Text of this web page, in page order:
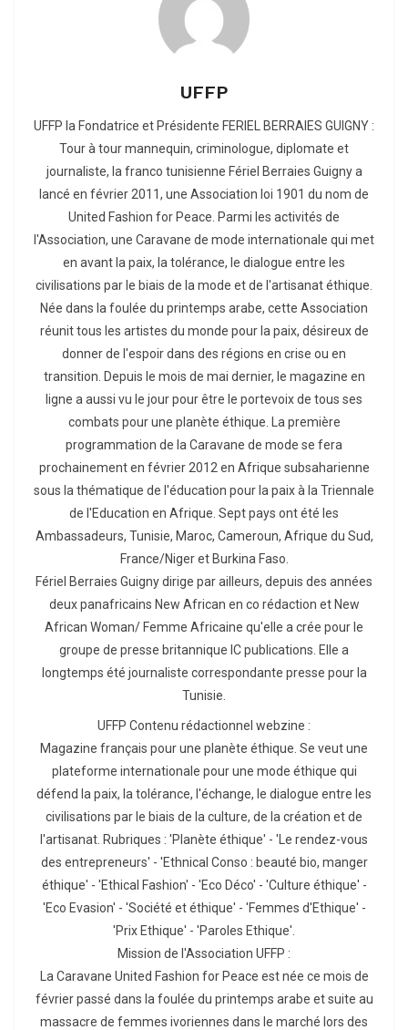
UFFP
UFFP la Fondatrice et Présidente FERIEL BERRAIES GUIGNY :
Tour à tour mannequin, criminologue, diplomate et
journaliste, la franco tunisienne Fériel Berraies Guigny a
lancé en février 2011, une Association loi 1901 du nom de
United Fashion for Peace. Parmi les activités de
l'Association, une Caravane de mode internationale qui met
en avant la paix, la tolérance, le dialogue entre les
civilisations par le biais de la mode et de l'artisanat éthique.
Née dans la foulée du printemps arabe, cette Association
réunit tous les artistes du monde pour la paix, désireux de
donner de l'espoir dans des régions en crise ou en
transition. Depuis le mois de mai dernier, le magazine en
ligne a aussi vu le jour pour être le portevoix de tous ses
combats pour une planète éthique. La première
programmation de la Caravane de mode se fera
prochainement en février 2012 en Afrique subsaharienne
sous la thématique de l'éducation pour la paix à la Triennale
de l'Education en Afrique. Sept pays ont été les
Ambassadeurs, Tunisie, Maroc, Cameroun, Afrique du Sud,
France/Niger et Burkina Faso.
Fériel Berraies Guigny dirige par ailleurs, depuis des années
deux panafricains New African en co rédaction et New
African Woman/ Femme Africaine qu'elle a crée pour le
groupe de presse britannique IC publications. Elle a
longtemps été journaliste correspondante presse pour la
Tunisie.
UFFP Contenu rédactionnel webzine :
Magazine français pour une planète éthique. Se veut une
plateforme internationale pour une mode éthique qui
défend la paix, la tolérance, l'échange, le dialogue entre les
civilisations par le biais de la culture, de la création et de
l'artisanat. Rubriques : 'Planète éthique' - 'Le rendez-vous
des entrepreneurs' - 'Ethnical Conso : beauté bio, manger
éthique' - 'Ethical Fashion' - 'Eco Déco' - 'Culture éthique' -
'Eco Evasion' - 'Société et éthique' - 'Femmes d'Ethique' -
'Prix Ethique' - 'Paroles Ethique'.
Mission de l'Association UFFP :
La Caravane United Fashion for Peace est née ce mois de
février passé dans la foulée du printemps arabe et suite au
massacre de femmes ivoriennes dans le marché lors des